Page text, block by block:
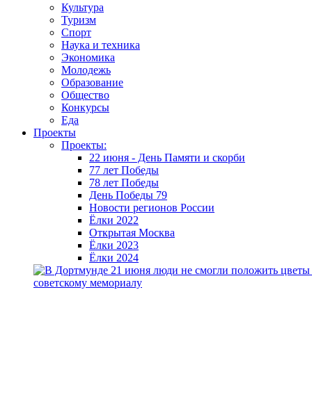
Культура
Туризм
Спорт
Наука и техника
Экономика
Молодежь
Образование
Общество
Конкурсы
Еда
Проекты
Проекты:
22 июня - День Памяти и скорби
77 лет Победы
78 лет Победы
День Победы 79
Новости регионов России
Ёлки 2022
Открытая Москва
Ёлки 2023
Ёлки 2024